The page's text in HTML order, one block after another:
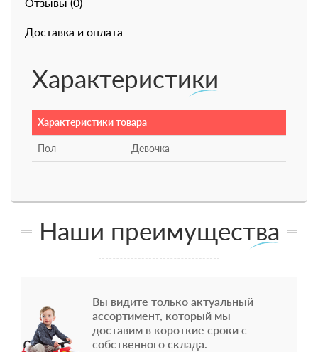
Отзывы (0)
Доставка и оплата
Характеристики
Характеристики товара
Пол Девочка
Наши преимущества
Вы видите только актуальный
ассортимент, который мы
доставим в короткие сроки с
собственного склада.